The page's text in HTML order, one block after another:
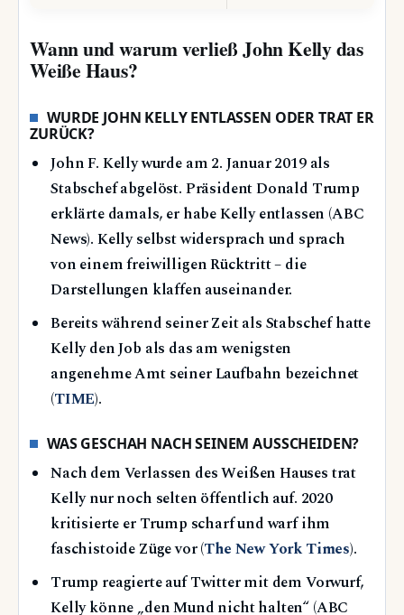
Wann und warum verließ John Kelly das
Weiße Haus?
WURDE JOHN KELLY ENTLASSEN ODER TRAT ER
ZURÜCK?
John F. Kelly wurde am 2. Januar 2019 als
Stabschef abgelöst. Präsident Donald Trump
erklärte damals, er habe Kelly entlassen (ABC
News). Kelly selbst widersprach und sprach
von einem freiwilligen Rücktritt – die
Darstellungen klaffen auseinander.
Bereits während seiner Zeit als Stabschef hatte
Kelly den Job als das am wenigsten
angenehme Amt seiner Laufbahn bezeichnet
(TIME).
WAS GESCHAH NACH SEINEM AUSSCHEIDEN?
Nach dem Verlassen des Weißen Hauses trat
Kelly nur noch selten öffentlich auf. 2020
kritisierte er Trump scharf und warf ihm
faschistoide Züge vor (The New York Times).
Trump reagierte auf Twitter mit dem Vorwurf,
Kelly könne „den Mund nicht halten“ (ABC